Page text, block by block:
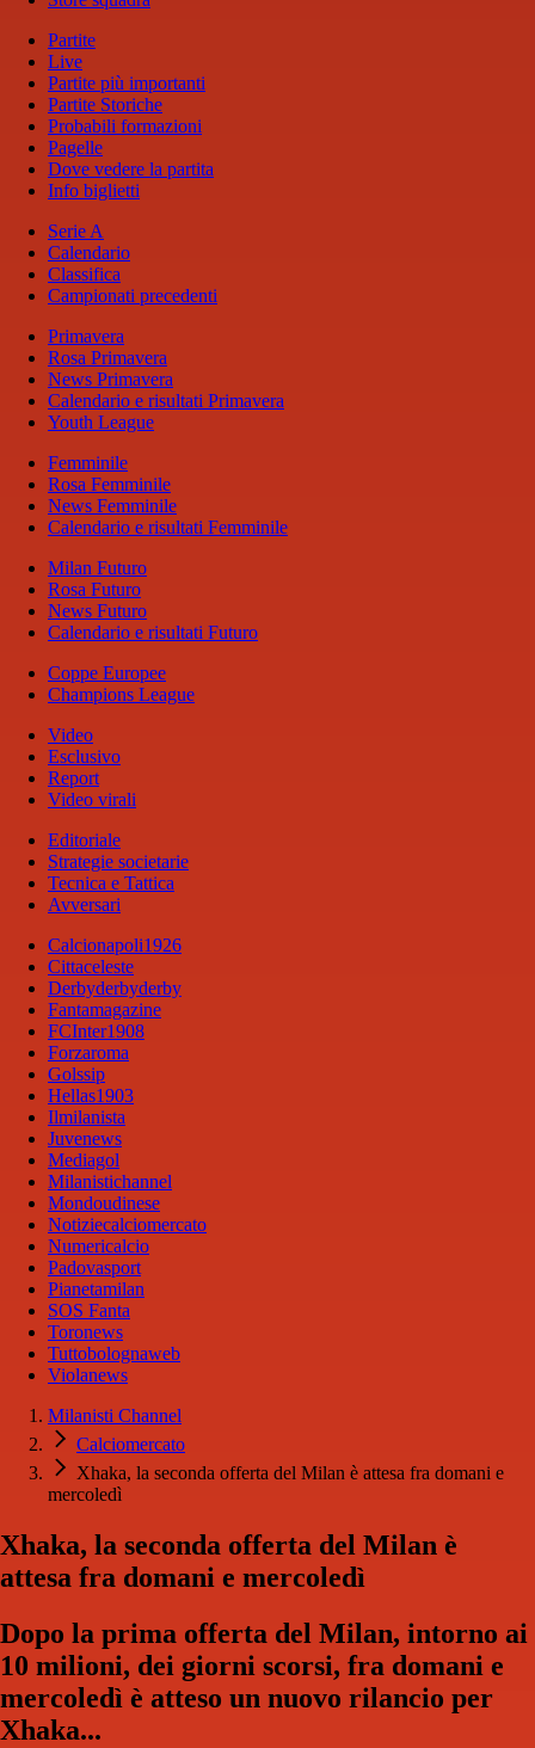
Partite
Live
Partite più importanti
Partite Storiche
Probabili formazioni
Pagelle
Dove vedere la partita
Info biglietti
Serie A
Calendario
Classifica
Campionati precedenti
Primavera
Rosa Primavera
News Primavera
Calendario e risultati Primavera
Youth League
Femminile
Rosa Femminile
News Femminile
Calendario e risultati Femminile
Milan Futuro
Rosa Futuro
News Futuro
Calendario e risultati Futuro
Coppe Europee
Champions League
Video
Esclusivo
Report
Video virali
Editoriale
Strategie societarie
Tecnica e Tattica
Avversari
Calcionapoli1926
Cittaceleste
Derbyderbyderby
Fantamagazine
FCInter1908
Forzaroma
Golssip
Hellas1903
Ilmilanista
Juvenews
Mediagol
Milanistichannel
Mondoudinese
Notiziecalciomercato
Numericalcio
Padovasport
Pianetamilan
SOS Fanta
Toronews
Tuttobolognaweb
Violanews
Milanisti Channel
Calciomercato
Xhaka, la seconda offerta del Milan è attesa fra domani e
mercoledì
Xhaka, la seconda offerta del Milan è
attesa fra domani e mercoledì
Dopo la prima offerta del Milan, intorno ai
10 milioni, dei giorni scorsi, fra domani e
mercoledì è atteso un nuovo rilancio per
Xhaka...